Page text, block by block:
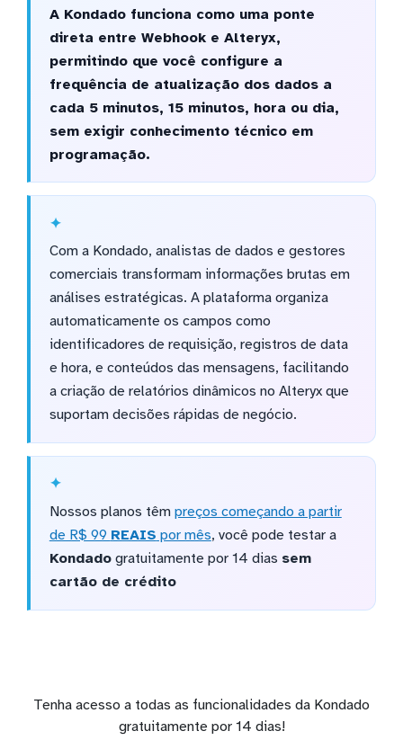
A Kondado funciona como uma ponte
direta entre Webhook e Alteryx,
permitindo que você configure a
frequência de atualização dos dados a
cada 5 minutos, 15 minutos, hora ou dia,
sem exigir conhecimento técnico em
programação.
Com a Kondado, analistas de dados e gestores
comerciais transformam informações brutas em
análises estratégicas. A plataforma organiza
automaticamente os campos como
identificadores de requisição, registros de data
e hora, e conteúdos das mensagens, facilitando
a criação de relatórios dinâmicos no Alteryx que
suportam decisões rápidas de negócio.
Nossos planos têm preços começando a partir
de R$ 99 REAIS por mês, você pode testar a
Kondadogratuitamente por 14 dias sem
cartão de crédito
Tenha acesso a todas as funcionalidades da Kondado
gratuitamente por 14 dias!